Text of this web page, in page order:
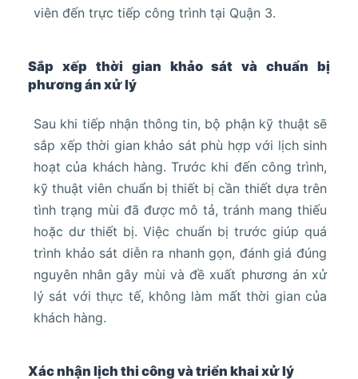
viên đến trực tiếp công trình tại Quận 3.
Sắp xếp thời gian khảo sát và chuẩn bị
phương án xử lý
Sau khi tiếp nhận thông tin, bộ phận kỹ thuật sẽ
sắp xếp thời gian khảo sát phù hợp với lịch sinh
hoạt của khách hàng. Trước khi đến công trình,
kỹ thuật viên chuẩn bị thiết bị cần thiết dựa trên
tình trạng mùi đã được mô tả, tránh mang thiếu
hoặc dư thiết bị. Việc chuẩn bị trước giúp quá
trình khảo sát diễn ra nhanh gọn, đánh giá đúng
nguyên nhân gây mùi và đề xuất phương án xử
lý sát với thực tế, không làm mất thời gian của
khách hàng.
Xác nhận lịch thi công và triển khai xử lý